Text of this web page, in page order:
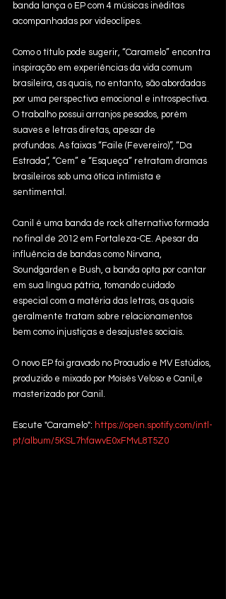
banda lança o EP com 4 músicas inéditas
acompanhadas por videoclipes.
Como o título pode sugerir, “Caramelo” encontra
inspiração em experiências da vida comum
brasileira, as quais, no entanto, são abordadas
por uma perspectiva emocional e introspectiva.
O trabalho possui arranjos pesados, porém
suaves e letras diretas, apesar de
profundas. As faixas “Faile (Fevereiro)”, “Da
Estrada”, “Cem” e “Esqueça” retratam dramas
brasileiros sob uma ótica intimista e
sentimental.
Canil é uma banda de rock alternativo formada
no final de 2012 em Fortaleza-CE. Apesar da
influência de bandas como Nirvana,
Soundgarden e Bush, a banda opta por cantar
em sua língua pátria, tomando cuidado
especial com a matéria das letras, as quais
geralmente tratam sobre relacionamentos
bem como injustiças e desajustes sociais.
O novo EP foi gravado no Proaudio e MV Estúdios,
produzido e mixado por Moisés Veloso e Canil,e
masterizado por Canil.
Escute "Caramelo": https://open.spotify.com/intl-
pt/album/5KSL7hfawvE0xFMvL8T5Z0